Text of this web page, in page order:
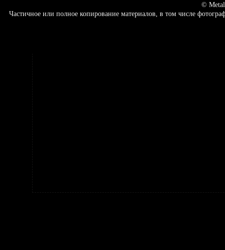
©
Частичное или полное копирование материалов, в том числе